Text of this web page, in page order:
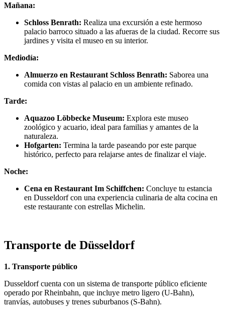
Mañana:
Schloss Benrath: Realiza una excursión a este hermoso
palacio barroco situado a las afueras de la ciudad. Recorre sus
jardines y visita el museo en su interior.
Mediodía:
Almuerzo en Restaurant Schloss Benrath: Saborea una
comida con vistas al palacio en un ambiente refinado.
Tarde:
Aquazoo Löbbecke Museum: Explora este museo
zoológico y acuario, ideal para familias y amantes de la
naturaleza.
Hofgarten: Termina la tarde paseando por este parque
histórico, perfecto para relajarse antes de finalizar el viaje.
Noche:
Cena en Restaurant Im Schiffchen: Concluye tu estancia
en Dusseldorf con una experiencia culinaria de alta cocina en
este restaurante con estrellas Michelin.
Transporte de Düsseldorf
1. Transporte público
Dusseldorf cuenta con un sistema de transporte público eficiente
operado por Rheinbahn, que incluye metro ligero (U-Bahn),
tranvías, autobuses y trenes suburbanos (S-Bahn).